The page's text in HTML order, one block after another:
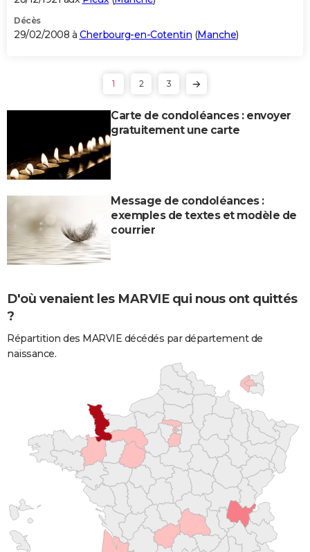
Décès
29/02/2008 à Cherbourg-en-Cotentin (Manche)
1 2 3
Carte de condoléances : envoyer
gratuitement une carte
Message de condoléances :
exemples de textes et modèle de
courrier
D'où venaient les MARVIE qui nous ont quittés
?
Répartition des MARVIE décédés par département de
naissance.